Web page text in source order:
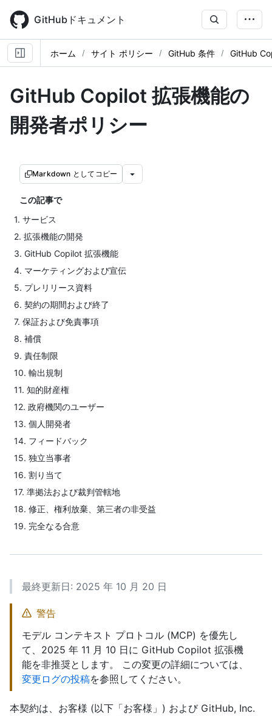
main
content
GitHubドキュメント
ホーム サイト ポリシー GitHub 条件 GitHub
GitHub Copilot 拡張機能の
開発者ポリシー
Markdown としてコピー
この記事で
1. サービス
2. 拡張機能の開発
3. GitHub Copilot 拡張機能
4. マーケティングおよび宣伝
5. プレリリース資料
6. 契約の期間および終了
7. 保証および免責事項
8. 補償
9. 責任制限
10. 輸出規制
11. 知的財産権
12. 政府機関のユーザー
13. 個人開発者
14. フィードバック
15. 独立当事者
16. 割り当て
17. 準拠法および裁判管轄地
18. 修正、権利放棄、第三者の非受益
19. 完全なる合意
最終更新日: 2025 年 10 月 20 日
警告
モデル コンテキスト プロトコル (MCP) を優先し
て、2025 年 11 月 10 日に GitHub Copilot 拡張機
能を非推奨とします。 この変更の詳細については、
変更ログの投稿を参照してください。
本契約は、お客様 (以下「お客様」) および GitHub, Inc.